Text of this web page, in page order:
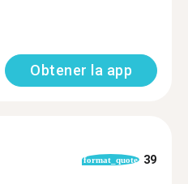
Obtener la app
format_quote 39